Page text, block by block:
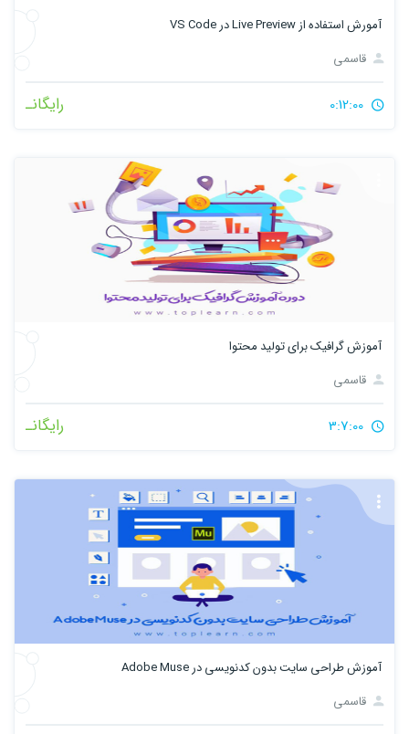
آمورش استفاده از Live Preview در VS Code
قاسمی
رایگانـ
آموزش گرافیک برای تولید محتوا
قاسمی
رایگانـ
آموزش طراحی سایت بدون کدنویسی در Adobe Muse
قاسمی